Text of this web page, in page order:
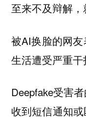
至来不及辩解，
被AI换脸的网
生活遭受严重干
Deepfake受害
收到短信通知